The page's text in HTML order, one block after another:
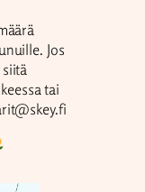
Jos
tai